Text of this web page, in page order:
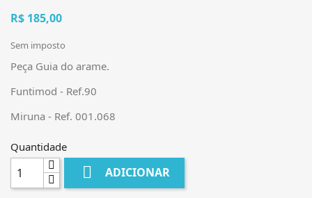
R$ 185,00
Sem imposto
Peça Guia do arame.
Funtimod - Ref.90
Miruna - Ref. 001.068
Quantidade
 ADICIONAR